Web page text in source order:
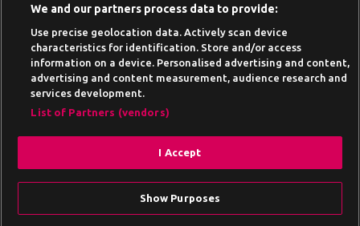
Drehe am Gamesbasis Glücksrad und
erhalte Freespins.
Suchtrisiken, Glücksspiel kann süchtig machen - Hilfe finden Sie auf
Deutschland lizenziertund werden von der
We and our partners process data to provide:
Use precise geolocation data. Actively scan device
characteristics for identification. Store and/or access
information on a device. Personalised advertising and content,
advertising and content measurement, audience research and
services development.
List of Partners (vendors)
I Accept
Show Purposes